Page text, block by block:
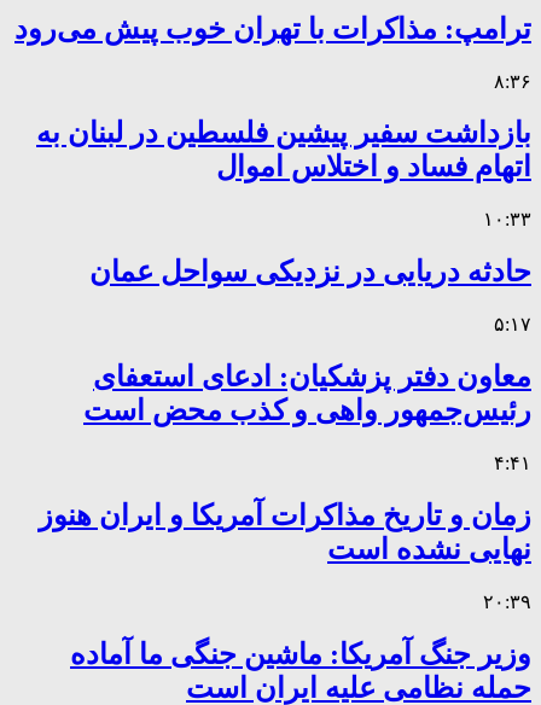
ترامپ: مذاکرات با تهران خوب پیش می‌رود
۸:۳۶
بازداشت سفیر پیشین فلسطین در لبنان به
اتهام فساد و اختلاس اموال
۱۰:۳۳
حادثه دریایی در نزدیکی سواحل عمان
۵:۱۷
معاون دفتر پزشکیان: ادعای استعفای
رئیس‌جمهور واهی و کذب محض است
۴:۴۱
زمان و تاریخ مذاکرات آمریکا و ایران هنوز
نهایی نشده است
۲۰:۳۹
وزیر جنگ آمریکا: ماشین جنگی ما آماده
حمله نظامی علیه ایران است